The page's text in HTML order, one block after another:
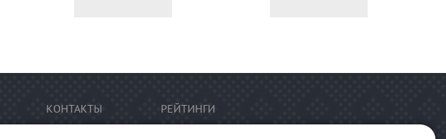
КОНТАКТЫ РЕЙТИНГИ